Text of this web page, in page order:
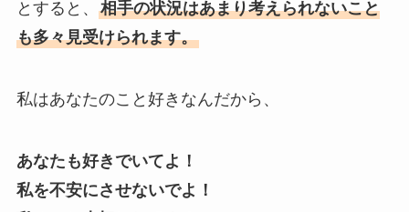
とすると、 相手の状況はあまり考えられないこと
も多々見受けられます。
私はあなたのこと好きなんだから、
あなたも好きでいてよ！
私を不安にさせないでよ！